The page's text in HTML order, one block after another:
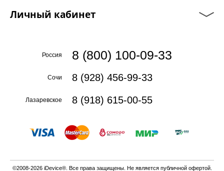
Личный кабинет
Россия 8 (800) 100-09-33
Сочи 8 (928) 456-99-33
Лазаревское 8 (918) 615-00-55
©2008-2026 iDevice®. Все права защищены. Не является публичной офертой.